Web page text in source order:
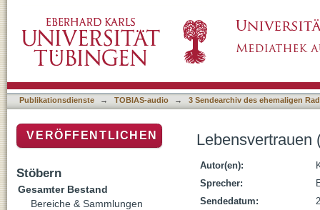
Publikationsdienste → TOBIAS-audio → 3 Sendearchiv des ehemaligen
Lebensvertrauen
Autor(en):
Sprecher:
Sendedatum:
VERÖFFENTLICHEN
Stöbern
Gesamter Bestand
Bereiche & Sammlungen